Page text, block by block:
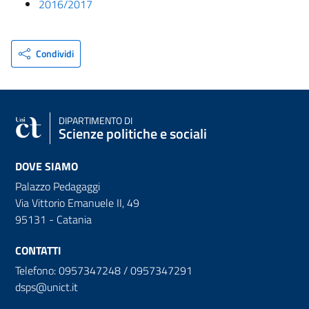
2016/2017
Condividi
DIPARTIMENTO DI
Scienze politiche e sociali
DOVE SIAMO
Palazzo Pedagaggi
Via Vittorio Emanuele II, 49
95131 - Catania
CONTATTI
Telefono: 0957347248 / 0957347291
dsps@unict.it